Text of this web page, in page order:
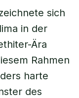
sich
in der
Ära
Rahmen
harte
des